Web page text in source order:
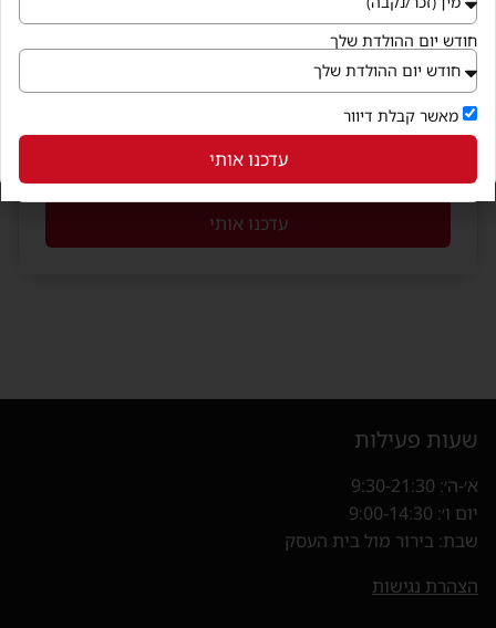
מין
מאשר קבלת דיוור
עדכנו אותי
שעות פעילות
א׳-ה׳: 9:30-21:30
יום ו׳: 9:00-14:30
שבת: בירור מול בית העסק
הצהרת נגישות
חודש יום ההולדת שלך
מאשר קבלת דיוור
עדכנו אותי